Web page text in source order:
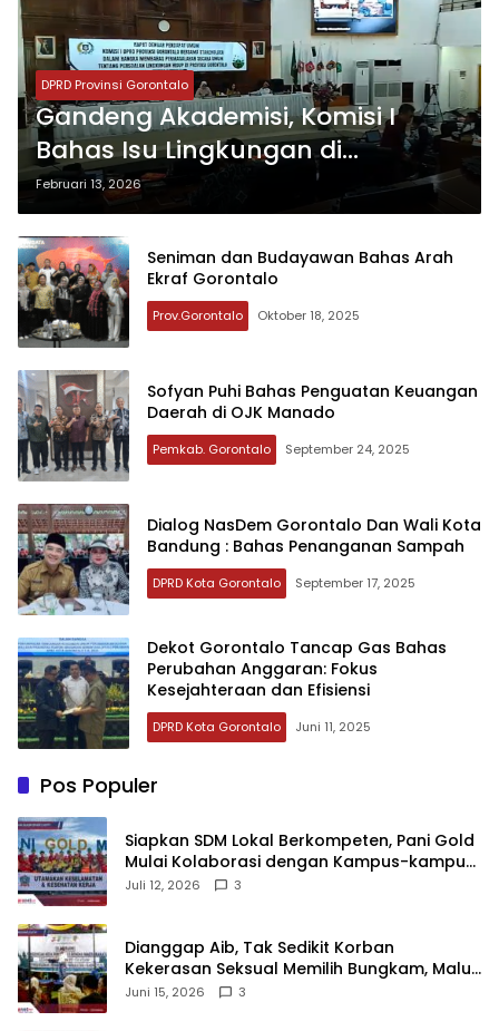
DPRD Provinsi Gorontalo
Gandeng Akademisi, Komisi I
Bahas Isu Lingkungan di
Gorontalo
Februari 13, 2026
Seniman dan Budayawan Bahas Arah
Ekraf Gorontalo
Prov.Gorontalo Oktober 18, 2025
Sofyan Puhi Bahas Penguatan Keuangan
Daerah di OJK Manado
Pemkab. Gorontalo September 24, 2025
Dialog NasDem Gorontalo Dan Wali Kota
Bandung : Bahas Penanganan Sampah
DPRD Kota Gorontalo September 17, 2025
Dekot Gorontalo Tancap Gas Bahas
Perubahan Anggaran: Fokus
Kesejahteraan dan Efisiensi
DPRD Kota Gorontalo Juni 11, 2025
Pos Populer
‎Siapkan SDM Lokal Berkompeten, Pani Gold
Mulai Kolaborasi dengan Kampus-kampus
di Gorontalo
Juli 12, 2026 3
‎Dianggap Aib, Tak Sedikit Korban
Kekerasan Seksual Memilih Bungkam, Malu
untuk Melapor!‎
Juni 15, 2026 3